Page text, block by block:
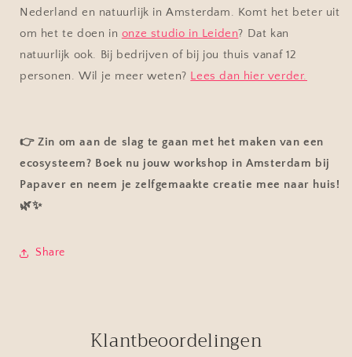
Nederland en natuurlijk in Amsterdam. Komt het beter uit
om het te doen in onze studio in Leiden? Dat kan
natuurlijk ook. Bij bedrijven of bij jou thuis vanaf 12
personen. Wil je meer weten? Lees dan hier verder.
👉 Zin om aan de slag te gaan met het maken van een
ecosysteem? Boek nu jouwworkshop in Amsterdam bij
Papaver en neem je zelfgemaakte creatie mee naar huis!
🌿✨
Share
Klantbeoordelingen